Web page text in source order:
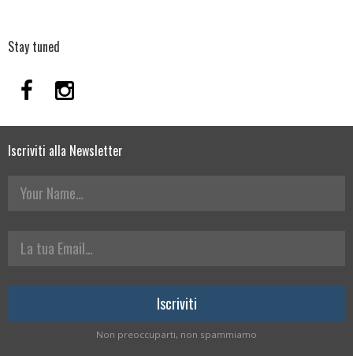
Stay tuned
Iscriviti alla Newsletter
Your Name
La tua Email
Non preoccuparti, non spammiamo